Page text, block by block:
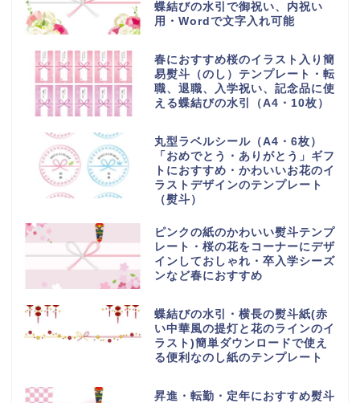
蝶結びの水引で御祝い、内祝い
用・Wordで文字入れ可能
春におすすめ桜のイラスト入り簡
易熨斗（のし）テンプレート・転
職、退職、入学祝い、記念品に使
える蝶結びの水引（A4・10枚）
丸型ラベルシール（A4・6枚）
「おめでとう・ありがとう」ギフ
トにおすすめ・かわいいお花のイ
ラストデザインのテンプレート
（熨斗）
ピンクの紙のかわいい熨斗テンプ
レート・桜の花をコーナーにデザ
インしておしゃれ・卒入学シーズ
ンなど春におすすめ
蝶結びの水引・横長の熨斗紙(赤
い中華風の提灯と花のラインのイ
ラスト)簡単ダウンロードで使え
る便利なのし紙のテンプレート
昇進・転勤・定年におすすめ熨斗